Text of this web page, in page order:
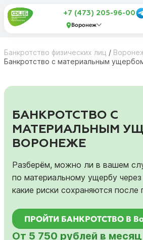
+7 (473) 205-96-00
Воронеж
Банкротство физических лиц /
Банкротство с материальным
БАНКРОТСТВО С
МАТЕРИАЛЬНЫМ
ВОРОНЕЖЕ
Разберём, можно ли в вашем
по материальному ущербу
какие риски сохраняются после
ПРОЙТИ БАНКРОТСТВО В
От 5 750 рублей в месяц